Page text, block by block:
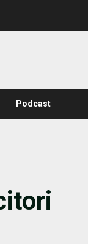
Podcast